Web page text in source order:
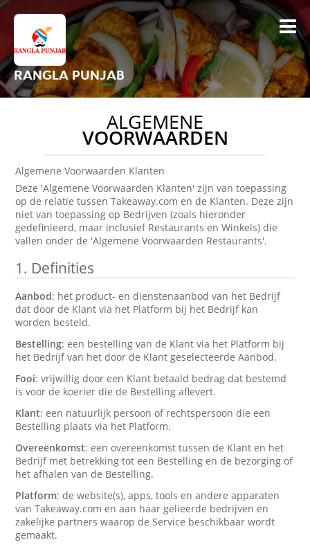
RANGLA PUNJAB
ALGEMENE
VOORWAARDEN
Algemene Voorwaarden Klanten
Deze 'Algemene Voorwaarden Klanten' zijn van toepassing
op de relatie tussen Takeaway.com en de Klanten. Deze zijn
niet van toepassing op Bedrijven (zoals hieronder
gedefinieerd, maar inclusief Restaurants en Winkels) die
vallen onder de 'Algemene Voorwaarden Restaurants'.
1. Definities
Aanbod: het product- en dienstenaanbod van het Bedrijf
dat door de Klant via het Platform bij het Bedrijf kan
worden besteld.
Bestelling: een bestelling van de Klant via het Platform bij
het Bedrijf van het door de Klant geselecteerde Aanbod.
Fooi: vrijwillig door een Klant betaald bedrag dat bestemd
is voor de koerier die de Bestelling aflevert.
Klant: een natuurlijk persoon of rechtspersoon die een
Bestelling plaats via het Platform.
Overeenkomst: een overeenkomst tussen de Klant en het
Bedrijf met betrekking tot een Bestelling en de bezorging of
het afhalen van de Bestelling.
Platform: de website(s), apps, tools en andere apparaten
van Takeaway.com en aan haar gelieerde bedrijven en
zakelijke partners waarop de Service beschikbaar wordt
gemaakt.